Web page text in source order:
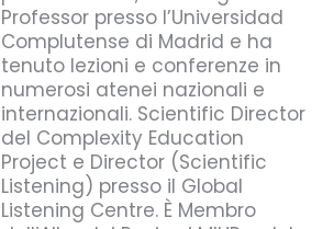
Professor presso l’Universidad
Complutense di Madrid e ha
tenuto lezioni e conferenze in
numerosi atenei nazionali e
internazionali. Scientific Director
del Complexity Education
Project e Director (Scientific
Listening) presso il Global
Listening Centre. È Membro